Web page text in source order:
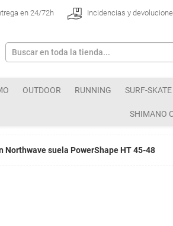
en 24/72h Incidencias y
OUTDOOR RUNNING SURF-SKATE
SHIMANO
Northwave suela PowerShape HT 45-48